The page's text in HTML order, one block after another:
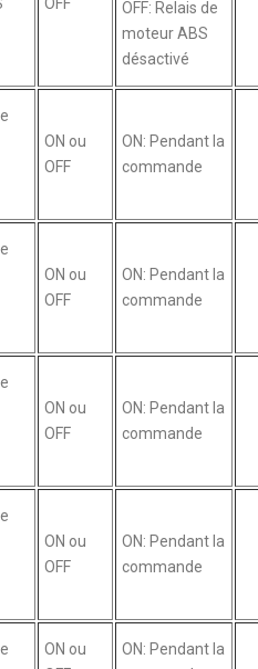
OFF: Relais de
moteur ABS
désactivé
ON ou
OFF
ON: Pendant la
commande
ON ou
OFF
ON: Pendant la
commande
ON ou
OFF
ON: Pendant la
commande
ON ou
OFF
ON: Pendant la
commande
ON ou
ON: Pendant la